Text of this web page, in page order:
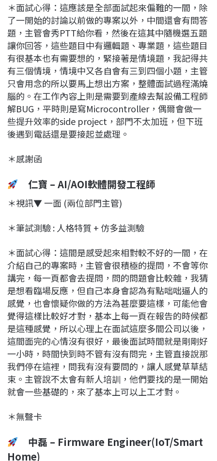
＊面試心得：這應該是全部面試起來偏難的一間，除
了一開始的討論以前做的專案以外，中間還會有問答
題，主管會秀PTT給你看，然後在這其中隨機選五題
讓你回答，這些題目中有邏輯題、專業題，這些題目
有很基本也有需要想的，緊接著是情境題，我記得共
有三個情境，情境中又各自會有三到四個小題，主管
只會用念的所以要馬上想出方案，整體面試過程滿燒
腦的。在工作內容上則是需要到產線去幫設備工程師
解BUG，平時則是寫Microcontroller，偶爾會做一
些提升效率的side project，部門不太加班，但下班
後遇到電話還是要接起並處理。
＊感謝函
仁寶 – AI/AOI軟體開發工程師
＊視訊▼ 一面 (兩位部門主管)
＊筆試測驗 : 人格特質 + 仿多益測驗
＊面試心得：這間是感受起來相對較不好的一間，在
介紹自己的專案時，主管會很積極的提問，不會等你
講完，每一頁都會去提問，問的問題會比較雜，我猜
是想看臨場反應，但自己本身會認為有點咄咄逼人的
感覺，也會懷疑你做的方法為甚麼要這樣，可能他會
覺得這樣比較好才對，基本上每一頁在報告的時候都
是這種感覺，所以心理上在面試這麼多間公司以後，
這間面完的心情沒有很好，最後面試時間就是剛剛好
一小時，時間快到時不管有沒有問完，主管直接說那
我們停在這裡，問我有沒有要問的，讓人感覺草草結
束。主管說不太會有新人培訓，他們要找的是一開始
就會一些基礎的，來了基本上可以上工才對。
＊無聲卡
中磊 – Firmware Engineer(IoT/Smart
Home)